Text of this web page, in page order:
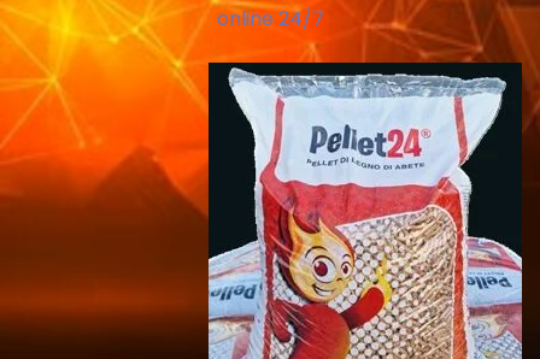
online 24/7